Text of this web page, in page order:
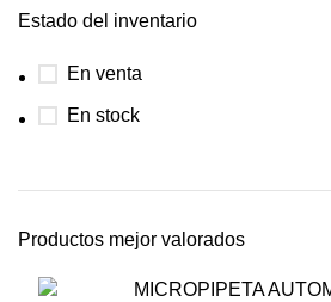
Estado del inventario
En venta
En stock
Productos mejor valorados
MICROPIPETA